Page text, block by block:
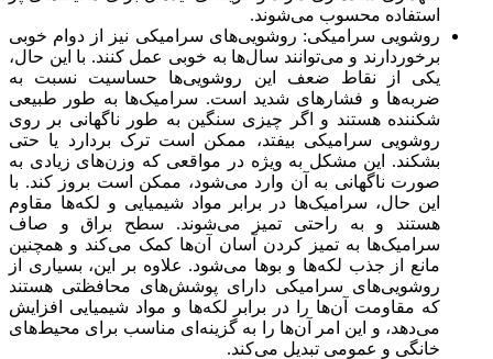
استفاده محسوب می‌شوند.
روشویی سرامیکی: روشویی‌های سرامیکی نیز از دوام خوبی
برخوردارند و می‌توانند سال‌ها به خوبی عمل کنند. با این حال،
یکی از نقاط ضعف این روشویی‌ها حساسیت نسبت به
ضربه‌ها و فشارهای شدید است. سرامیک‌ها به طور طبیعی
شکننده هستند و اگر چیزی سنگین به طور ناگهانی بر روی
روشویی سرامیکی بیفتد، ممکن است ترک بردارد یا حتی
بشکند. این مشکل به ویژه در مواقعی که وزن‌های زیادی به
صورت ناگهانی به آن وارد می‌شود، ممکن است بروز کند. با
این حال، سرامیک‌ها در برابر مواد شیمیایی و لکه‌ها مقاوم
هستند و به راحتی تمیز می‌شوند. سطح براق و صاف
سرامیک‌ها به تمیز کردن آسان آن‌ها کمک می‌کند و همچنین
مانع از جذب لکه‌ها و بوها می‌شود. علاوه بر این، بسیاری از
روشویی‌های سرامیکی دارای پوشش‌های محافظتی هستند
که مقاومت آن‌ها را در برابر لکه‌ها و مواد شیمیایی افزایش
می‌دهد، و این امر آن‌ها را به گزینه‌ای مناسب برای محیط‌های
خانگی و عمومی تبدیل می‌کند.